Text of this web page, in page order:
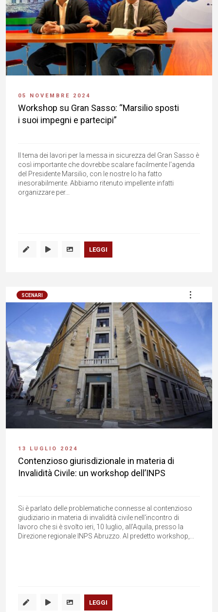
05 NOVEMBRE 2024
Workshop su Gran Sasso: “Marsilio sposti
i suoi impegni e partecipi”
Il tema dei lavori per la messa in sicurezza del Gran Sasso è
così importante che dovrebbe scalare facilmente l'agenda
del Presidente Marsilio, con le nostre lo ha fatto
inesorabilmente. Abbiamo ritenuto impellente infatti
organizzare per...
LEGGI
SCENARI
13 LUGLIO 2024
Contenzioso giurisdizionale in materia di
Invalidità Civile: un workshop dell’INPS
Si è parlato delle problematiche connesse al contenzioso
giudiziario in materia di invalidità civile nell'incontro di
lavoro che si è svolto ieri, 10 luglio, all'Aquila, presso la
Direzione regionale INPS Abruzzo. Al predetto workshop,...
LEGGI